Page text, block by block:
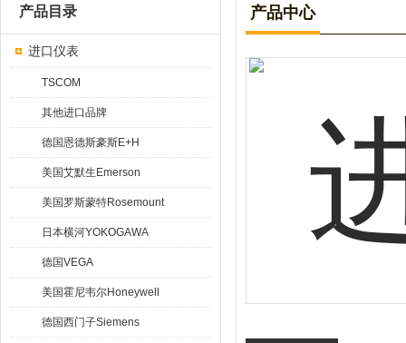
产品目录
进口仪表
TSCOM
其他进口品牌
德国恩德斯豪斯E+H
美国艾默生Emerson
美国罗斯蒙特Rosemount
日本横河YOKOGAWA
德国VEGA
美国霍尼韦尔Honeywell
德国西门子Siemens
产品中心